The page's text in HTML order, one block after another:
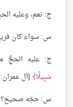
ج: نعم، وعليه
س: سواء كان
ج: عليه الحجُّ
سَبِيلًا [آل عمران:97].
س: حجّه صحيح؟